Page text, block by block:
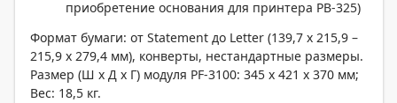
приобретение основания для принтера PB-325)
Формат бумаги: от Statement до Letter (139,7 x 215,9 –
215,9 x 279,4 мм), конверты, нестандартные размеры.
Размер (Ш х Д х Г) модуля PF-3100: 345 x 421 x 370 мм;
Вес: 18,5 кг.